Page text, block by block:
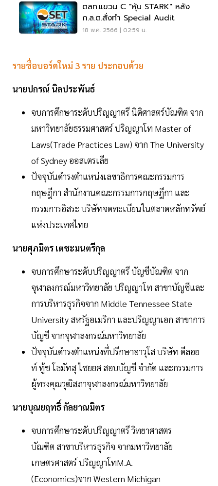
ตลท.แขวน C "หุ้น STARK" หลัง
ก.ล.ต.สั่งทำ Special Audit
18 พ.ค. 2566 | 02:59 น.
รายชื่อบอร์ดใหม่ 3 ราย ประกอบด้วย
นายปกรณ์ นิลประพันธ์
จบการศึกษาระดับปริญญาตรี นิติศาสตร์บัณฑิต จาก
มหาวิทยาลัยธรรมศาสตร์ ปริญญาโท Master of
Laws(Trade Practices Law) จาก The University
of Sydney ออสเตรเลีย
ปัจจุบันดำรงตำแหน่งเลขาธิการคณะกรรมการ
กฤษฎีกา สำนักงานคณะกรรมการกฤษฎีกา และ
กรรมการอิสระ บริษัทจดทะเบียนในตลาดหลักทรัพย์
แห่งประเทศไทย
นายศุภมิตร เตชะมนตรีกุล
จบการศึกษาระดับปริญญาตรี บัญชีบัณฑิต จาก
จุฬาลงกรณ์มหาวิทยาลัย ปริญญาโท สาขาบัญชีและ
การบริหารธุรกิจจาก Middle Tennessee State
University สหรัฐอเมริกา และปริญญาเอก สาขาการ
บัญชี จากจุฬาลงกรณ์มหาวิทยาลัย
ปัจจุบันดำรงตำแหน่งที่ปรึกษาอาวุโส บริษัท ดีลอย
ท์ ทู้ช โธมัทสุ ไชยยศ สอบบัญชี จำกัด และกรรมการ
ผู้ทรงคุณวุฒิสภาจุฬาลงกรณ์มหาวิทยาลัย
นายบุณยฤทธิ์ กัลยาณมิตร
จบการศึกษาระดับปริญญาตรี วิทยาศาสตร
บัณฑิต สาขาบริหารธุรกิจ จากมหาวิทยาลัย
เกษตรศาสตร์ ปริญญาโทM.A.
(Economics)จาก Western Michigan